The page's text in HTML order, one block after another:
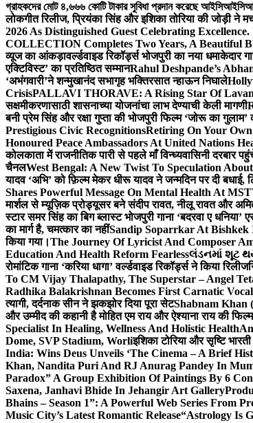
গ্রাহকদের মোট ৪,৬৬৬ কোটি টাকার সুবিধা প্রদান করেছে
लोकगीत रिलीज, प्रियंका सिंह और इशिका तोरिया की जोड़ी ने
2026 As Distinguished Guest Celebrating
COLLECTION Completes Two Years, A Beautiful
व्यूज का आंकड़ावर्ल्डवाइड रिकॉर्ड्स भोजपुरी का नया
एक्टिविस्ट’ का प्रतिष्ठित सम्मानRahul Deshpande’s
‘अभंगवारी’ने शन्मुखानंद सभागृह भक्तिरसात न्हाऊन निघाले
CrisisPALLAVI THORAVE: A Rising Star Of
सक्षमीकरणासाठी शासनाच्या योजनांचा लाभ देण्याची केली मागणी
बनी प्रेम सिंह और रक्षा गुप्ता की भोजपुरी फिल्म ‘जोरू का
Prestigious Civic RecognitionsRetiring On Your
Honoured Peace Ambassadors At United Nations
कोलकाता में राजनीतिक पारी से पहले माँ विन्ध्यवासिनी दरबार
चैनलWest Bengal: A New Twist To Speculation
यादव ‘अभि’ को फ़िल्म मेकर धीरू यादव ने जन्मदिन पर दी बधाई,
Shares Powerful Message On Mental Health At
मार्शल से म्यूज़िक प्रोड्यूसर बने संदीप रावत, नीलू रावत और
स्टार समर सिंह का बिग ब्लास्ट भोजपुरी गाना ‘बदरवा ए
का मार्ग है, चमत्कार का नहींSandip Soparrkar At
किया गया।The Journey Of Lyricist And Composer
Education And Health Reform Fearlessલંડનમાં શૂટ
रोमांटिक गाना ‘करिया धागा’ वर्ल्डवाइड रिकॉर्ड्स ने किया रिलीज
To CM Vijay Thalapathy, The Superstar – Angel
Radhika Balakrishnan Becomes First Carnatic
त्यागी, दर्दनाक सीन ने झकझोर दिया पूरा सेटShabnam Khan
और उम्मीद की कहानी है मोहित एम राय और ऐश्याना राय की
Specialist In Healing, Wellness And Holistic Health
Dome, SVP Stadium, Worliइशिका टोरिया और सृष्टि
India: Wins Deus Unveils ‘The Cinema – A Brief
Khan, Nandita Puri And RJ Anurag Pandey In
Paradox” A Group Exhibition Of Paintings By 6
Saxena, Janhavi Bhide In Jehangir Art Gallery
Bhains – Season 1”: A Powerful Web Series
Music City’s Latest Romantic Release“Astrology Is